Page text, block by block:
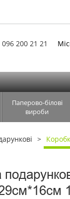
096 200 21 21
Паперово-білові
вироби